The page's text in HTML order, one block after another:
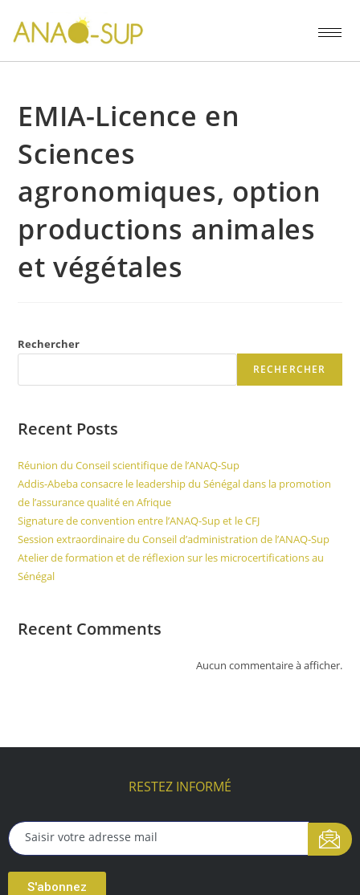
EMIA-Licence en
Sciences
agronomiques, option
productions animales
et végétales
Rechercher
RECHERCHER
Recent Posts
Réunion du Conseil scientifique de l’ANAQ-Sup
Addis-Abeba consacre le leadership du Sénégal dans la promotion
de l’assurance qualité en Afrique
Signature de convention entre l’ANAQ-Sup et le CFJ
Session extraordinaire du Conseil d’administration de l’ANAQ-Sup
Atelier de formation et de réflexion sur les microcertifications au
Sénégal
Recent Comments
Aucun commentaire à afficher.
RESTEZ INFORMÉ
S'abonnez